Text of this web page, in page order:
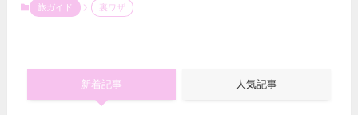
旅ガイド 裏ワザ
新着記事 人気記事